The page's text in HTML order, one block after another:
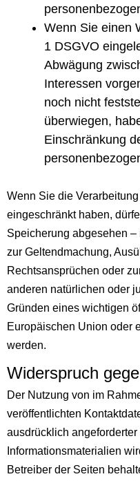
Wenn Sie einen
1 DSGVO
Abwägung
Interessen
noch nicht
überwiegen,
Einschränkung
Wenn Sie die
eingeschränkt haben,
Speicherung abgesehen
zur Geltendmachung,
Rechtsansprüchen oder
anderen natürlichen oder
Gründen eines wichtigen
Europäischen Union oder
werden.
Widerspruch
Der Nutzung von im
veröffentlichten
ausdrücklich angeforderter
Informationsmaterialien
Betreiber der Seiten